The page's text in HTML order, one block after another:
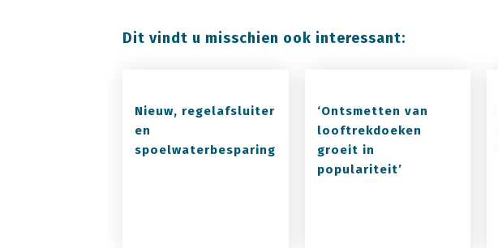
Dit vindt u misschien ook interessant:
Nieuw, regelafsluiter
en
spoelwaterbesparing
‘Ontsmetten van
looftrekdoeken
groeit in
populariteit’